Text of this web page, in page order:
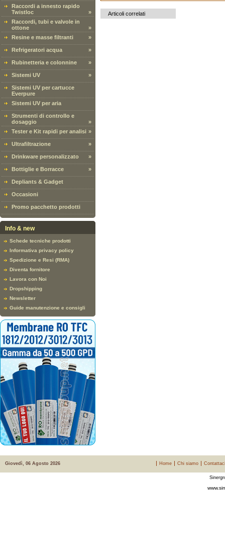
Raccordi a innesto rapido
Twistloc
»
Raccordi, tubi e valvole in
ottone
»
Resine e masse filtranti
»
Refrigeratori acqua »
Rubinetteria e colonnine »
Sistemi UV »
Sistemi UV per cartucce
Everpure
Sistemi UV per aria
Strumenti di controllo e
dosaggio
»
Tester e Kit rapidi per analisi »
Ultrafiltrazione »
Drinkware personalizzato »
Bottiglie e Borracce »
Depliants & Gadget
Occasioni
Promo pacchetto prodotti
Info & new
Schede tecniche prodotti
Informativa privacy policy
Spedizione e Resi (RMA)
Diventa fornitore
Lavora con Noi
Dropshipping
Newsletter
Guide manutenzione e consigli
Articoli correlati
Giovedì, 06 Agosto 2026 Home Chi siamo Contattaci